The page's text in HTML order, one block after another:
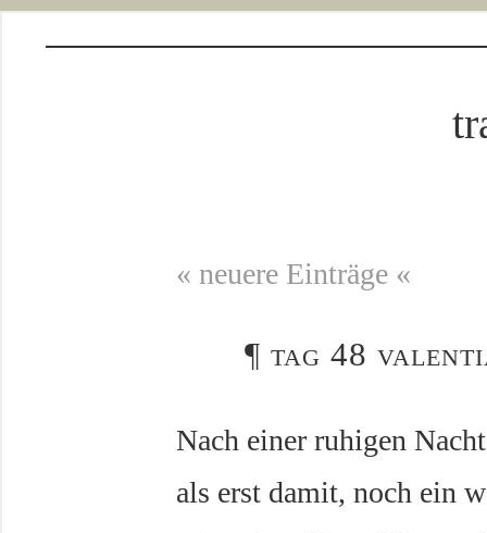
« neuere Einträge «
¶ tag 48
Nach einer ruhigen
als erst damit, noch ein